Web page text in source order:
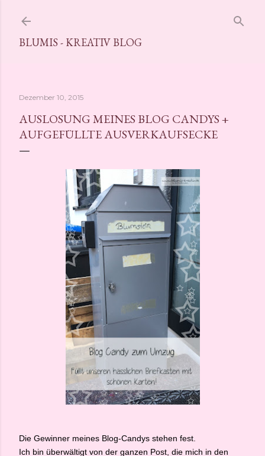
BLUMIS - KREATIV BLOG
Dezember 10, 2015
AUSLOSUNG MEINES BLOG CANDYS +
AUFGEFÜLLTE AUSVERKAUFSECKE
Die Gewinner meines Blog-Candys stehen fest.
Ich bin überwältigt von der ganzen Post, die mich in den